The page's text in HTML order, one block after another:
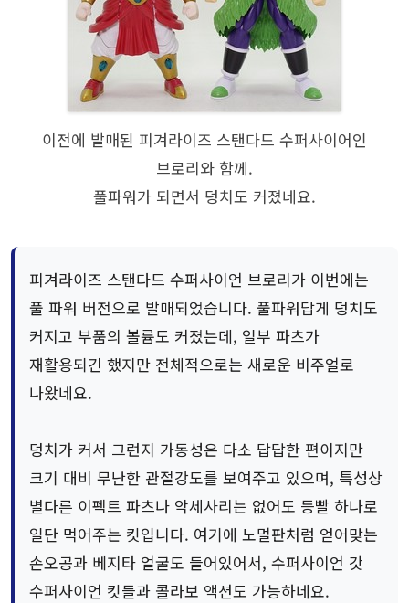
이전에 발매된 피겨라이즈 스탠다드 수퍼사이어인
브로리와 함께.
풀파워가 되면서 덩치도 커졌네요.
피겨라이즈 스탠다드 수퍼사이언 브로리가 이번에는
풀 파워 버전으로 발매되었습니다. 풀파워답게 덩치도
커지고 부품의 볼륨도 커졌는데, 일부 파츠가
재활용되긴 했지만 전체적으로는 새로운 비주얼로
나왔네요.
덩치가 커서 그런지 가동성은 다소 답답한 편이지만
크기 대비 무난한 관절강도를 보여주고 있으며, 특성상
별다른 이펙트 파츠나 악세사리는 없어도 등빨 하나로
일단 먹어주는 킷입니다. 여기에 노멀판처럼 얻어맞는
손오공과 베지타 얼굴도 들어있어서, 수퍼사이언 갓
수퍼사이언 킷들과 콜라보 액션도 가능하네요.